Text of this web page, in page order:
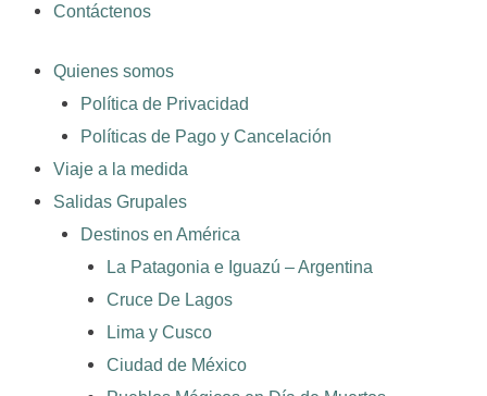
Contáctenos
Quienes somos
Política de Privacidad
Políticas de Pago y Cancelación
Viaje a la medida
Salidas Grupales
Destinos en América
La Patagonia e Iguazú – Argentina
Cruce De Lagos
Lima y Cusco
Ciudad de México